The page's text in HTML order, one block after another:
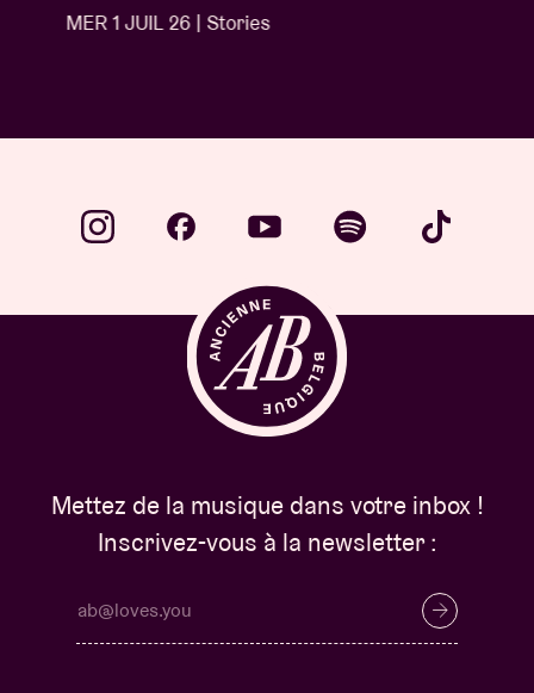
MER 1 JUIL 26 | Stories
Mettez de la musique dans votre inbox !
Inscrivez-vous à la newsletter :